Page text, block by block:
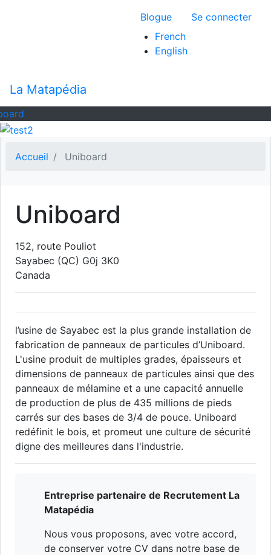
Menu du
Blogue
Se connecter
French
English
La Matapédia
Accueil Uniboard
Uniboard
152, route Pouliot
Sayabec (QC) G0j 3K0
Canada
l’usine de Sayabec est la plus grande installation de
fabrication de panneaux de particules d’Uniboard.
L'usine produit de multiples grades, épaisseurs et
dimensions de panneaux de particules ainsi que des
panneaux de mélamine et a une capacité annuelle
de production de plus de 435 millions de pieds
carrés sur des bases de 3/4 de pouce. Uniboard
redéfinit le bois, et promeut une culture de sécurité
digne des meilleures dans l'industrie.
Entreprise partenaire de Recrutement La
Matapédia
Nous vous proposons, avec votre accord,
de conserver votre CV dans notre base de